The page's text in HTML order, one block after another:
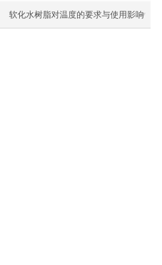
软化水树脂对温度的要求与使用影响